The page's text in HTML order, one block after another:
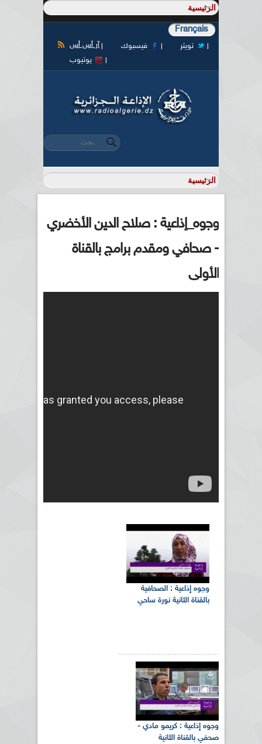
Français
آر أس أس فيسبوك
تويتر
يوتيوب
استمارة البحث
‏بحث ‏
وجوه_إذاعية : صلاح الدين الأخضري
- صحافي ومقدم برامج بالقناة
الأولى
وجوه إذاعية : الصحافية
بالقناة الثانية نورة ساحي
وجوه إذاعية : كريمو مادي -
صحفي بالقناة الثانية